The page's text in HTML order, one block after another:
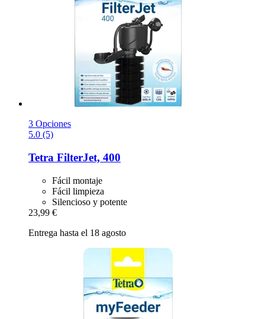
3 Opciones
5.0 (5)
Tetra FilterJet, 400
Fácil montaje
Fácil limpieza
Silencioso y potente
23,99 €
Entrega hasta el 18 agosto